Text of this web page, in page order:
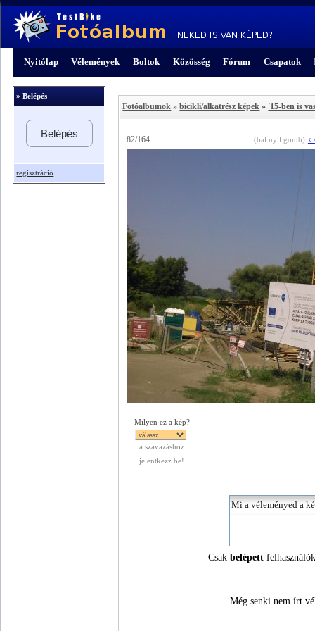
Nyitólap Vélemények Boltok Közösség Fórum Csapatok
» Belépés
Belépés
regisztráció
Fotóalbumok »bicikli/alkatrész képek » '15-ben is
82/164 (bal nyíl gomb) ‹
Milyen ez a kép?
a szavazáshoz
jelentkezz be!
Csakbelépett
Még senki nem írt